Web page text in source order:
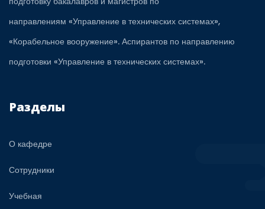
направлениям «Управление в технических системах»,
«Корабельное вооружение». Аспирантов по направлению
подготовки «Управление в технических системах».
Разделы
О кафедре
Сотрудники
Учебная